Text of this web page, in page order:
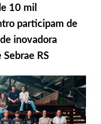
10 mil
participam de
inovadora
RS